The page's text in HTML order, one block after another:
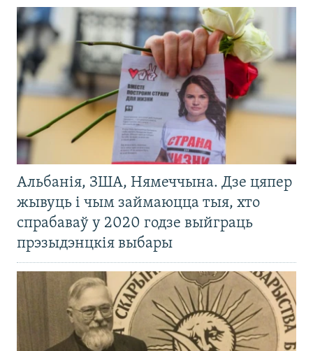
Альбанія, ЗША, Нямеччына. Дзе цяпер
жывуць і чым займаюцца тыя, хто
спрабаваў у 2020 годзе выйграць
прэзыдэнцкія выбары